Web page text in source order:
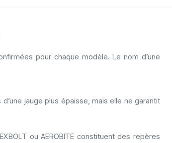
pour chaque modèle. Le nom d’une
jauge plus épaisse, mais elle ne garantit
ou AEROBITE constituent des repères